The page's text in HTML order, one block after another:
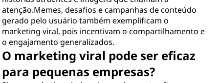
atenção.Memes, desafios e campanhas de conteúdo
gerado pelo usuário também exemplificam o
marketing viral, pois incentivam o compartilhamento e
o engajamento generalizados.
O marketing viral pode ser eficaz
para pequenas empresas?